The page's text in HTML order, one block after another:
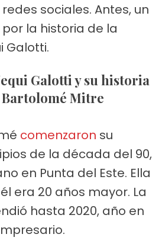
sociales. Antes, un
la historia de la
Galotti.
Mitre
comenzaron su
de la década del 90,
en Punta del Este. Ella
era 20 años mayor. La
hasta 2020, año en